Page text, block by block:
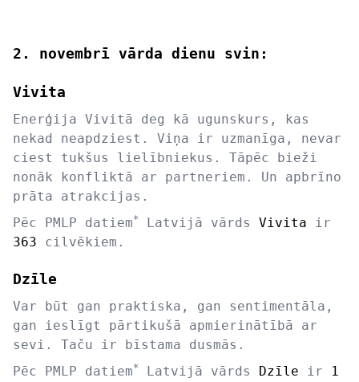
2. novembrī vārda dienu svin:
Vivita
Enerģija Vivitā deg kā ugunskurs, kas
nekad neapdziest. Viņa ir uzmanīga, nevar
ciest tukšus lielībniekus. Tāpēc bieži
nonāk konfliktā ar partneriem. Un apbrīno
prāta atrakcijas.
Pēc PMLP datiem* Latvijā vārds Vivita ir
363 cilvēkiem.
Dzīle
Var būt gan praktiska, gan sentimentāla,
gan ieslīgt pārtikušā apmierinātībā ar
sevi. Taču ir bīstama dusmās.
Pēc PMLP datiem* Latvijā vārds Dzīle ir
1